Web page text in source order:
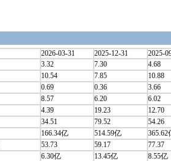
2026-03-31
2025-12-31
2025-
3.32 7.30
4.68
10.54 7.85
10.88
0.69 0.36
3.66
8.57 6.20
6.02
4.39 19.23
12.70
34.51 79.52
54.26
166.34亿 514.59亿
365.62
53.73 59.17
77.37
6.30亿 13.45亿
8.55亿